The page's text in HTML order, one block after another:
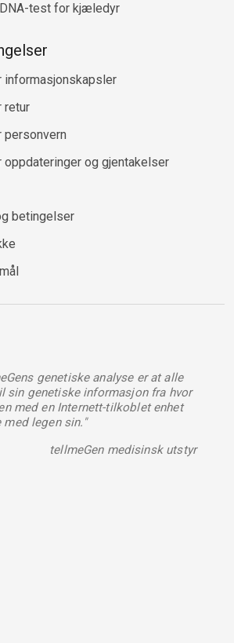
test for kjæledyr
informasjonskapsler
retur
personvern
oppdateringer og gjentakelser
betingelser
genetiske analyse er at alle
sin genetiske informasjon fra hvor
med en Internett-tilkoblet enhet
legen sin."
tellmeGen medisinsk utstyr